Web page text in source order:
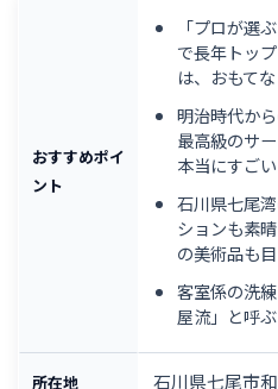
おすすめポイ
ント
「プロが選
で長年トッ
は、おもて
明治時代か
最高級のサ
本当にすご
石川県七尾
ションも素
の美術品も
客室係の洗
屋流」と呼
所在地 石川県七尾市